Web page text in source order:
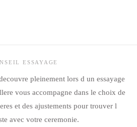
ESSAYAGE
pleinement lors d un essayage
vous accompagne dans le choix de
et des ajustements pour trouver l
avec votre ceremonie.